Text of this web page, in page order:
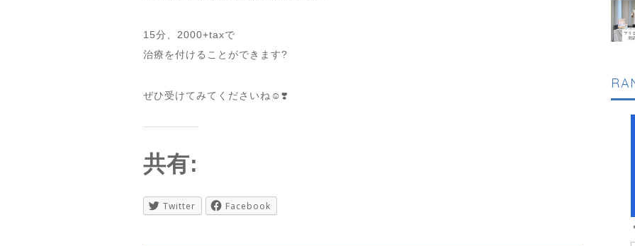
15分、2000+taxで
治療を付けることができます?
ぜひ受けてみてくださいね☺️❣️
共有:
Twitter Facebook